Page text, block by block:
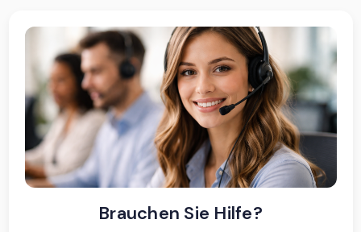
Brauchen Sie Hilfe?